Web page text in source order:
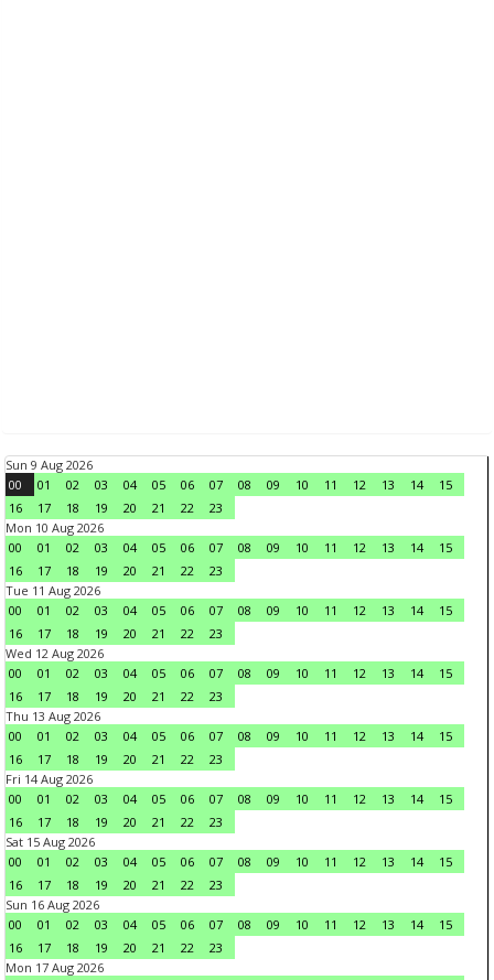
Sun 9 Aug 2026
00
01 02 03 04 05 06 07 08 09 10 11 12 13 14
15
16
17 18 19 20 21 22
23
Mon 10 Aug 2026
00
01 02 03 04 05 06 07 08 09 10 11 12 13 14
15
16
17 18 19 20 21 22
23
Tue 11 Aug 2026
00
01 02 03 04 05 06 07 08 09 10 11 12 13 14
15
16
17 18 19 20 21 22
23
Wed 12 Aug 2026
00
01 02 03 04 05 06 07 08 09 10 11 12 13 14
15
16
17 18 19 20 21 22
23
Thu 13 Aug 2026
00
01 02 03 04 05 06 07 08 09 10 11 12 13 14
15
16
17 18 19 20 21 22
23
Fri 14 Aug 2026
00
01 02 03 04 05 06 07 08 09 10 11 12 13 14
15
16
17 18 19 20 21 22
23
Sat 15 Aug 2026
00
01 02 03 04 05 06 07 08 09 10 11 12 13 14
15
16
17 18 19 20 21 22
23
Sun 16 Aug 2026
00
01 02 03 04 05 06 07 08 09 10 11 12 13 14
15
16
17 18 19 20 21 22
23
Mon 17 Aug 2026